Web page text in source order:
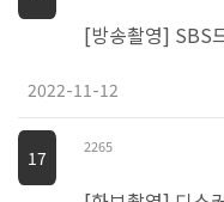
[방송촬영] SBS
2022-11-12
2265
17